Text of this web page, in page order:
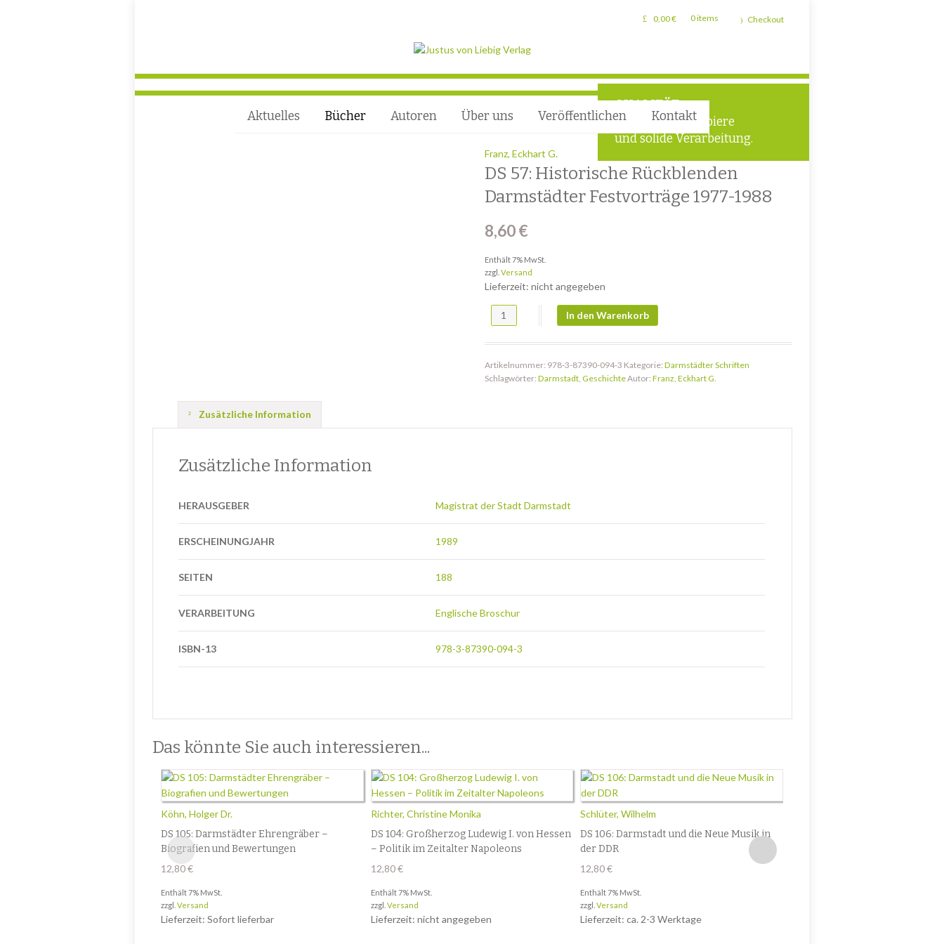
0,00€ 0 items Checkout
QUALITÄT
Hochwertige Papiere
und solide Verarbeitung.
Aktuelles Bücher Autoren Über uns Veröffentlichen Kontakt
Franz, Eckhart G.
DS 57: Historische Rückblenden
Darmstädter Festvorträge 1977-1988
8,60€
Enthält 7% MwSt.
zzgl.Versand
Lieferzeit: nicht angegeben
DS 57: Historische Rückblenden Darmstädter Festvorträge 1977-1988 Menge
In den Warenkorb
Artikelnummer: 978-3-87390-094-3 Kategorie:Darmstädter Schriften
Schlagwörter:Darmstadt, GeschichteAutor:Franz, Eckhart G.
Zusätzliche Information
Zusätzliche Information
HERAUSGEBER Magistrat der Stadt Darmstadt
ERSCHEINUNGJAHR 1989
SEITEN 188
VERARBEITUNG Englische Broschur
ISBN-13 978-3-87390-094-3
Das könnte Sie auch interessieren...
Köhn, Holger Dr.
DS 105: Darmstädter Ehrengräber –
Biografien und Bewertungen
12,80€
Enthält 7% MwSt.
zzgl. Versand
Lieferzeit: Sofort lieferbar
Richter, Christine Monika
DS 104: Großherzog Ludewig I. von Hessen
– Politik im Zeitalter Napoleons
12,80€
Enthält 7% MwSt.
zzgl. Versand
Lieferzeit: nicht angegeben
Schlüter, Wilhelm
DS 106: Darmstadt und die Neue Musik in
der DDR
12,80€
Enthält 7% MwSt.
zzgl.Versand
Lieferzeit: ca. 2-3 Werktage